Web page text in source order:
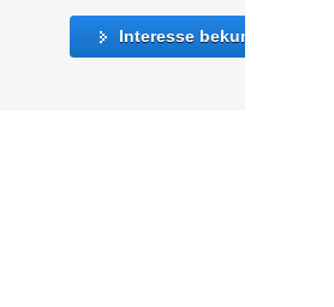
Interesse bekunden